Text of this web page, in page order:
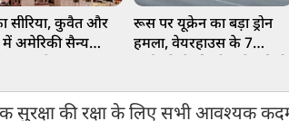
सीरिया, कुवैत और
अमेरिकी सैन्य
रूस पर यूक्रेन का बड़ा ड्रोन
हमला, वेयरहाउस के 7
सुरक्षा की रक्षा के लिए सभी आवश्यक